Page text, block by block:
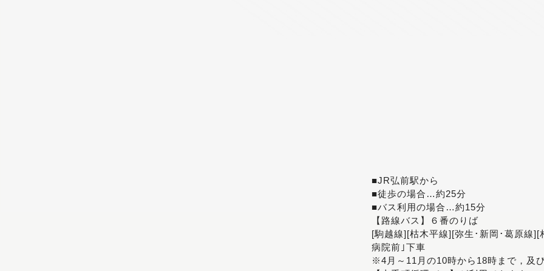
■JR弘前駅から
■徒歩の場合…約25分
■バス利用の場合…約15分
【路線バス】６番のりば
[駒越線][枯木平線][弥生･新岡･葛原線
病院前｣下車
※4月～11月の10時から18時まで，及